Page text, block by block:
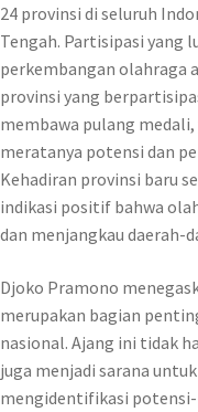
24 provinsi di seluruh
Tengah. Partisipasi yang
perkembangan olahraga
provinsi yang
membawa pulang
meratanya potensi dan
Kehadiran provinsi baru
indikasi positif bahwa
dan menjangkau daerah-
Djoko Pramono
merupakan bagian
nasional. Ajang ini tidak
juga menjadi sarana
mengidentifikasi